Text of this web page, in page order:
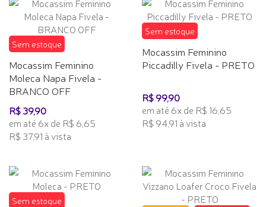
Sem estoque
Mocassim Feminino
Moleca Napa Fivela -
BRANCO OFF
R$ 39,90
em até 6x de R$ 6,65
R$ 37,91 à vista
Sem estoque
Mocassim Feminino
Piccadilly Fivela - PRETO
R$ 99,90
em até 6x de R$ 16,65
R$ 94,91 à vista
Sem estoque